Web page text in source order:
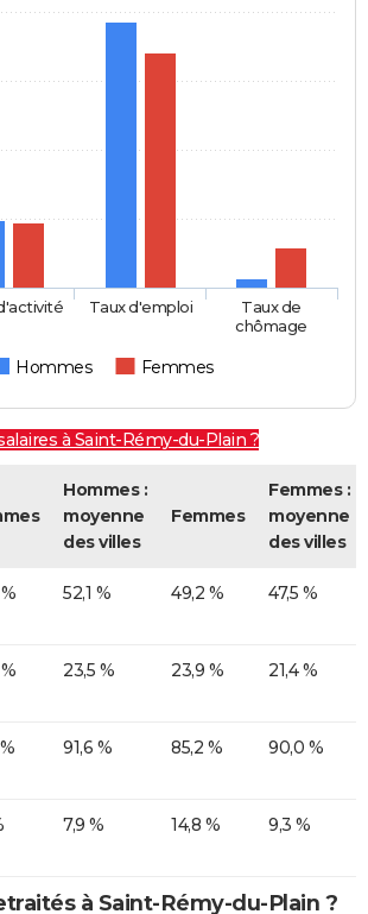
Hommes Femmes
Taux d'emploi
Taux de
chômage
à Saint-Rémy-du-Plain ?
Hommes :
moyenne
des villes
Femmes
Femmes :
moyenne
des villes
52,1 % 49,2 % 47,5 %
23,5 % 23,9 % 21,4 %
91,6 % 85,2 % 90,0 %
7,9 % 14,8 % 9,3 %
à Saint-Rémy-du-Plain ?